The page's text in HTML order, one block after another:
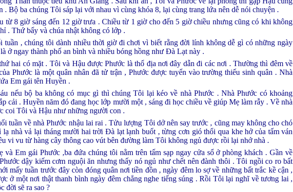
Bộ ba chúng Tôi sáp lại với nhau vì cùng khóa 8, lại cùng trang lứa nên dễ nói chuyện .
từ 8 giờ sáng đến 12 giờ trưa . Chiều từ 1 giờ cho đến 5 giờ chiều nhưng cũng có khi không
. Thứ bẩy và chúa nhật không có lớp .
tuần , chúng tôi dành nhiều thời giờ đi chơi vì biết rằng đời lính không dễ gì có những ngày
ở ngay thành phố an bình và nhiều bóng hồng như Đà Lạt này .
hai có mặt . Tôi và Hậu được Phước là thổ địa nơi đây dẫn đi các nơi . Thường thì đêm về
Phước là một quân nhân đã tử trận , Phước được tuyển vào trường thiếu sinh quân . Nhà
Em gái tên Huyền .
nếu bộ ba không có mục gì thì chúng Tôi lại kéo về nhà Phước . Nhà Phước có khoảng
cải . Huyền năm đó đang học lớp mười một , sáng đi học chiều về giúp Mẹ làm rẫy . Về nhà
coi Tôi và Hậu như những người con .
tuần về nhà Phước nhậu lai rai . Tửu lượng Tôi dở nên say trước , cũng may không cho chó
nhà vả lại tháng mười hai trời Đà lạt lạnh buốt , từng cơn gió thổi qua khe hở của tấm ván
vi vu từ hàng cây thông cao vút bên đường làm Tôi không ngủ được rồi lại nhớ nhà .
và Em gái Phước ,ba đứa chúng tôi nằm trên tấm sạp ngay cửa sổ ở phòng khách . Gần về
dậy kiếm cơm nguội ăn nhưng thấy nó ngủ như chết nên đành thôi . Tôi ngồi co ro bất
mấy tuần trước đây còn đóng quân nơi tiền đồn , ngày đêm lo sợ về những bất trắc kề cận ,
ở một nơi thật thanh bình ngày đêm chẳng nghe tiếng súng . Rồi Tôi lại nghĩ về tương lai ,
đời sẽ ra sao ?